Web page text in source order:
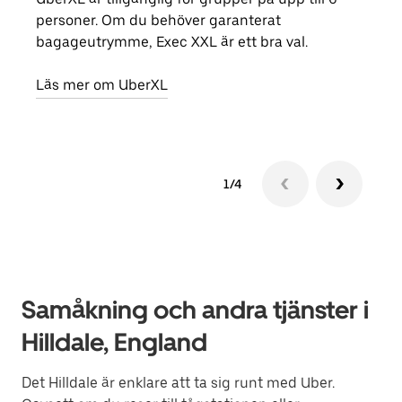
personer. Om du behöver garanterat
bagageutrymme, Exec XXL är ett bra val.
Läs mer om UberXL
1/4
Samåkning och andra tjänster i
Hilldale, England
Det Hilldale är enklare att ta sig runt med Uber.